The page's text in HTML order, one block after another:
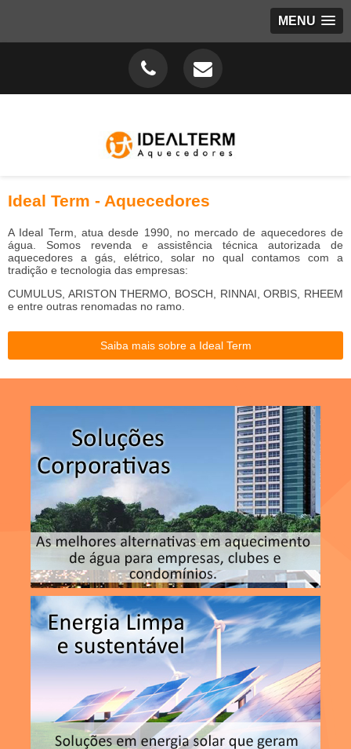
MENU
Ideal Term - Aquecedores
A Ideal Term, atua desde 1990, no mercado de aquecedores de
água. Somos revenda e assistência técnica autorizada de
aquecedores a gás, elétrico, solar no qual contamos com a
tradição e tecnologia das empresas:
CUMULUS, ARISTON THERMO, BOSCH, RINNAI, ORBIS, RHEEM
e entre outras renomadas no ramo.
Saiba mais sobre a Ideal Term